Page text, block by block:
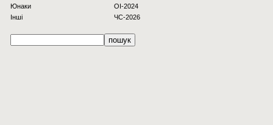
Юнаки
Інші
OI-2024
ЧС-2026